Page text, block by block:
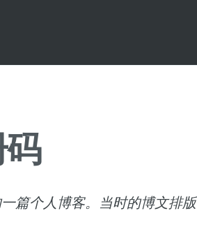
篇个人博客。当时的博文排版